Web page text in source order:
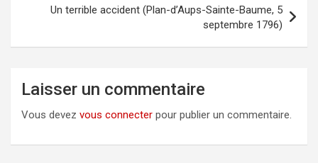
l’articleUn terrible accident (Plan-d’Aups-Sainte-Baume, 5
septembre 1796)
Laisser un commentaire
Vous devez vous connecter pour publier un commentaire.